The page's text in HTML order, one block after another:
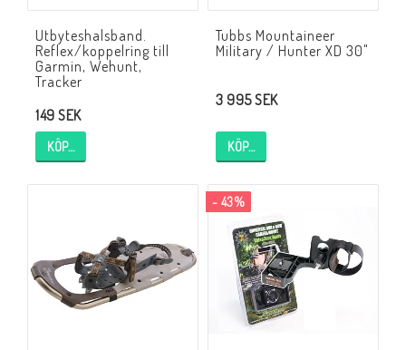
Utbyteshalsband.
Reflex/koppelring till
Garmin, Wehunt,
Tracker
149 SEK
KÖP…
Tubbs Mountaineer
Military / Hunter XD 30"
3 995 SEK
KÖP…
- 43%